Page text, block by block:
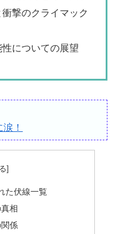
撃のクライマック
についての展望
！
た伏線一覧
相
係